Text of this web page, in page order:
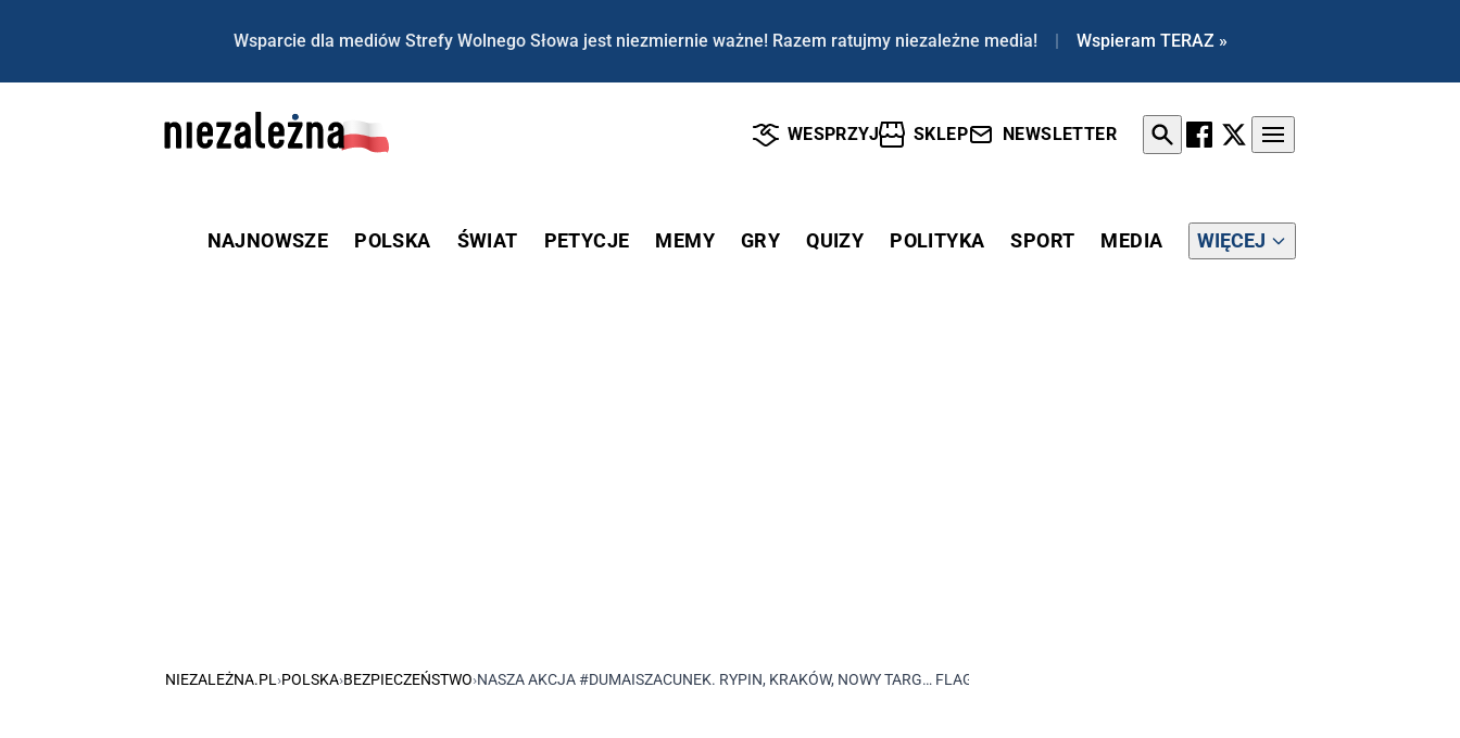
Wsparcie dla mediów Strefy Wolnego Słowa jest niezmiernie ważne! Razem ratujmy niezależne media! | Wspieram TERAZ »
WESPRZYJ SKLEP NEWSLETTER
NAJNOWSZE POLSKA ŚWIAT PETYCJE MEMY GRY QUIZY POLITYKA SPORT MEDIA WIĘCEJ
NIEZALEŻNA.PL ›POLSKA›BEZPIECZEŃSTWO›NASZA AKCJA #DUMAISZACUNEK. RYPIN, KRAKÓW, NOWY TARG… FLAGI POJAWIAJĄ SIĘ W WIELU MIASTACH POLSKI [ZDJĘCIA]